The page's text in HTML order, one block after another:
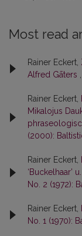
Most read
Rainer Eckert,
Alfred Gāters
Rainer Eckert,
Mikalojus
(2000):
Rainer Eckert,
‘Buckelhaar’
No. 2 (1972):
Rainer Eckert,
No. 1 (1970):